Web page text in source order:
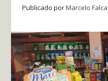
Publicado porMarcelo Falca